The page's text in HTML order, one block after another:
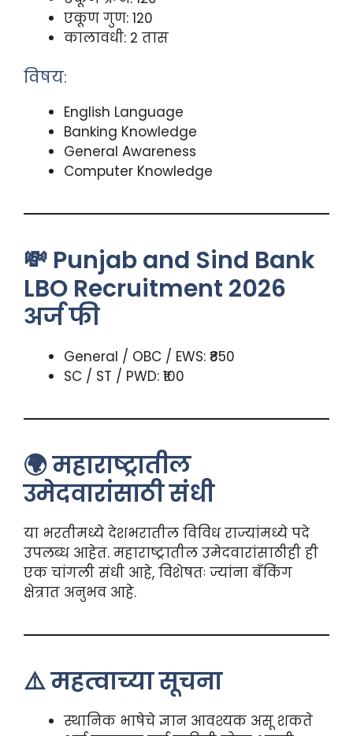
एकूण गुण: 120
कालावधी: 2 तास
विषय:
English Language
Banking Knowledge
General Awareness
Computer Knowledge
💸 Punjab and Sind Bank
LBO Recruitment 2026
अर्ज फी
General / OBC / EWS: ₹850
SC / ST / PWD: ₹100
🌍 महाराष्ट्रातील
उमेदवारांसाठी संधी
या भरतीमध्ये देशभरातील विविध राज्यांमध्ये पदे
उपलब्ध आहेत. महाराष्ट्रातील उमेदवारांसाठीही ही
एक चांगली संधी आहे, विशेषतः ज्यांना बँकिंग
क्षेत्रात अनुभव आहे.
⚠️ महत्वाच्या सूचना
स्थानिक भाषेचे ज्ञान आवश्यक असू शकते